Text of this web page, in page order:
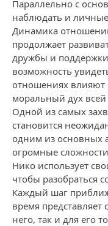
Параллельно с
наблюдать и
Динамика
продолжает
дружбы и
возможность
отношениях влияют
моральный дух
Одной из самых
становится
одним из основных
огромные
Нико использует
чтобы разобраться
Каждый шаг
время
него, так и для его